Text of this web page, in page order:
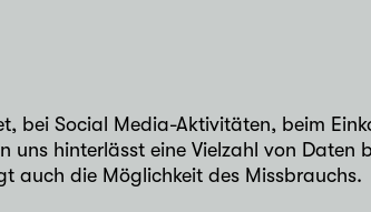
bei Social Media-Aktivitäten, beim
uns hinterlässt eine Vielzahl von Daten
auch die Möglichkeit des Missbrauchs.